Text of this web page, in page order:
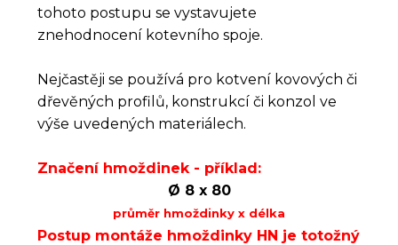
tohoto postupu se vystavujete
znehodnocení kotevního spoje.
Nejčastěji se používá pro kotvení kovových či
dřevěných profilů, konstrukcí či konzol ve
výše uvedených materiálech.
Značení hmoždinek - příklad:
Ø 8 x 80
průměr hmoždinky x délka
Postup montáže hmoždinky HN je totožný